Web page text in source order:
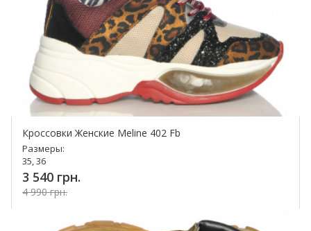
Кроссовки Женские Meline 402 Fb
Размеры:
35, 36
3 540 грн.
4 990 грн.